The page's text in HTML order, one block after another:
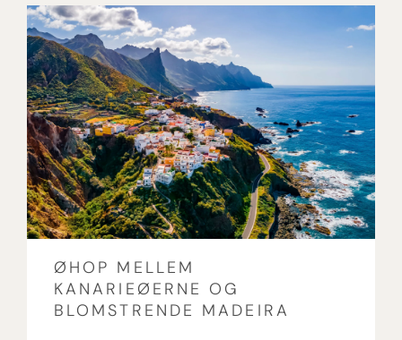
ØHOP MELLEM
KANARIEØERNE OG
BLOMSTRENDE MADEIRA